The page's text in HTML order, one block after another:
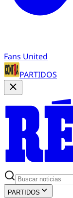
Fans United
PARTIDOS
PARTIDOS